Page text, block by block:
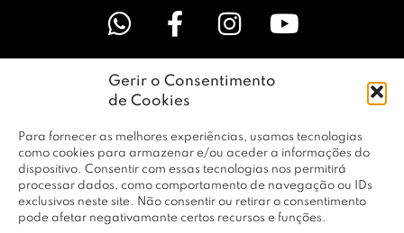
Gerir o Consentimento
de Cookies
Para fornecer as melhores experiências, usamos tecnologias
como cookies para armazenar e/ou aceder a informações do
dispositivo. Consentir com essas tecnologias nos permitirá
processar dados, como comportamento de navegação ou IDs
exclusivos neste site. Não consentir ou retirar o consentimento
pode afetar negativamante certos recursos e funções.
LINKS ÚTEIS
EMPRESA
PERFIL